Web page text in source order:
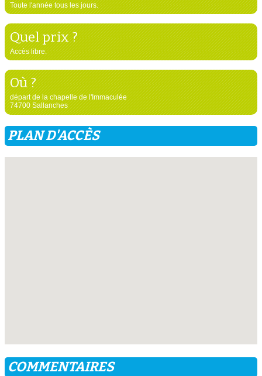
Toute l'année tous les jours.
Quel prix ?
Accès libre.
Où ?
départ de la chapelle de l'Immaculée
74700 Sallanches
PLAN D'ACCÈS
COMMENTAIRES